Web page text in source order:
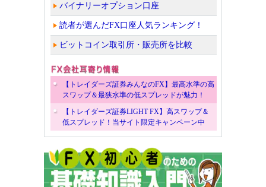
バイナリーオプション口座
読者が選んだFX口座人気ランキング！
ビットコイン取引所・販売所を比較
【トレイダーズ証券みんなのFX】最高水準の高
スワップ＆最狭水準の低スプレッドが魅力！
【トレイダーズ証券LIGHT FX】高スワップ＆
低スプレッド！当サイト限定キャンペーン中